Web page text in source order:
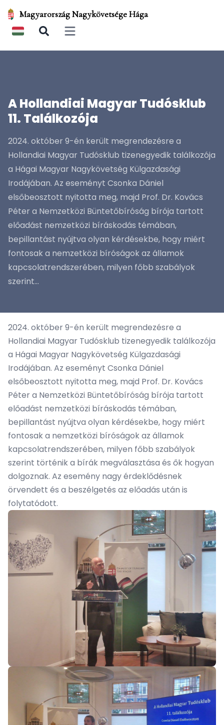
Magyarország Nagykövetsége Hága
Open main menu
A Hollandiai Magyar Tudósklub
11. Találkozója
2024. október 9-én került megrendezésre a
Hollandiai Magyar Tudósklub tizenegyedik találkozója
a Hágai Magyar Nagykövetség Külgazdasági
Irodájában. Az eseményt Csonka Dániel
elsőbeosztott nyitotta meg, majd Prof. Dr. Kovács
Péter a Nemzetközi Büntetőbíróság bírója tartott
előadást nemzetközi bíráskodás témában,
bepillantást nyújtva olyan kérdésekbe, hogy miért
fontosak a nemzetközi bíróságok az államok
kapcsolatrendszerében, milyen főbb szabályok
szerint...
2024. október 9-én került megrendezésre a
Hollandiai Magyar Tudósklub tizenegyedik találkozója
a Hágai Magyar Nagykövetség Külgazdasági
Irodájában. Az eseményt Csonka Dániel
elsőbeosztott nyitotta meg, majd Prof. Dr. Kovács
Péter a Nemzetközi Büntetőbíróság bírója tartott
előadást nemzetközi bíráskodás témában,
bepillantást nyújtva olyan kérdésekbe, hogy miért
fontosak a nemzetközi bíróságok az államok
kapcsolatrendszerében, milyen főbb szabályok
szerint történik a bírák megválasztása és ők hogyan
dolgoznak. Az esemény nagy érdeklődésnek
örvendett és a beszélgetés az előadás után is
folytatódott.